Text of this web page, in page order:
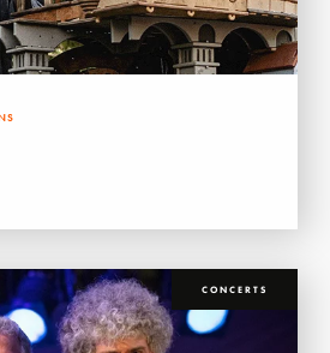
CONCERTS